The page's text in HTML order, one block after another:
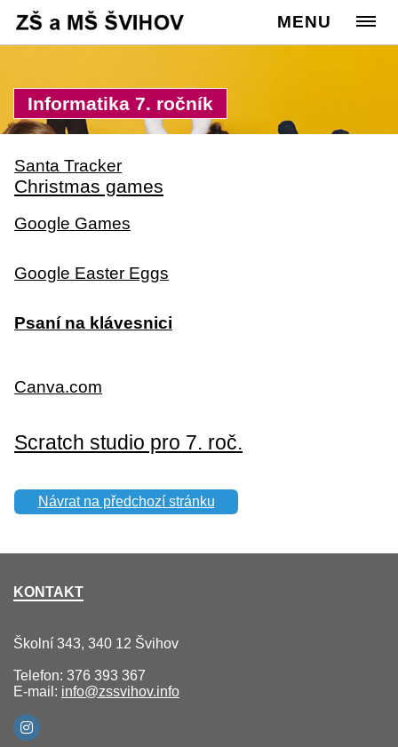
MENU
Informatika 7. ročník
Cesta:www.zssvihov.info
Žáci > Užitečné odkazy
Santa Tracker
Christmas games
Google Games
Google Easter Eggs
Psaní na klávesnici
Canva.com
Scratch studio pro 7. roč.
Návrat na předchozí stránku
KONTAKT
Školní 343, 340 12 Švihov
Telefon: 376 393 367
E-mail: info@zssvihov.info